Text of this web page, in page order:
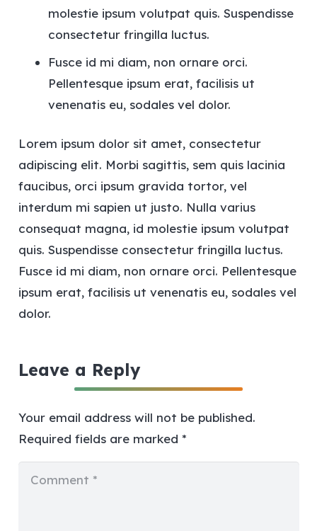
molestie ipsum volutpat quis. Suspendisse
consectetur fringilla luctus.
Fusce id mi diam, non ornare orci.
Pellentesque ipsum erat, facilisis ut
venenatis eu, sodales vel dolor.
Lorem ipsum dolor sit amet, consectetur
adipiscing elit. Morbi sagittis, sem quis lacinia
faucibus, orci ipsum gravida tortor, vel
interdum mi sapien ut justo. Nulla varius
consequat magna, id molestie ipsum volutpat
quis. Suspendisse consectetur fringilla luctus.
Fusce id mi diam, non ornare orci. Pellentesque
ipsum erat, facilisis ut venenatis eu, sodales vel
dolor.
Leave a Reply
Your email address will not be published.
Required fields are marked *